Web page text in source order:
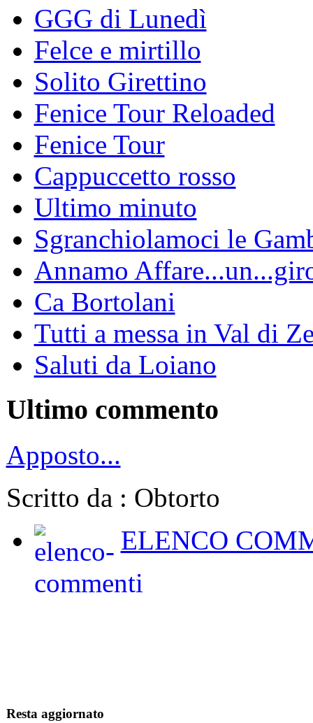
GGG di Lunedì
Felce e mirtillo
Solito Girettino
Fenice Tour Reloaded
Fenice Tour
Cappuccetto rosso
Ultimo minuto
Sgranchiolamoci le
Annamo
Ca Bortolani
Tutti a messa in Val di
Saluti da Loiano
Ultimo commento
Apposto...
Scritto da : Obtorto
ELENCO
Resta aggiornato